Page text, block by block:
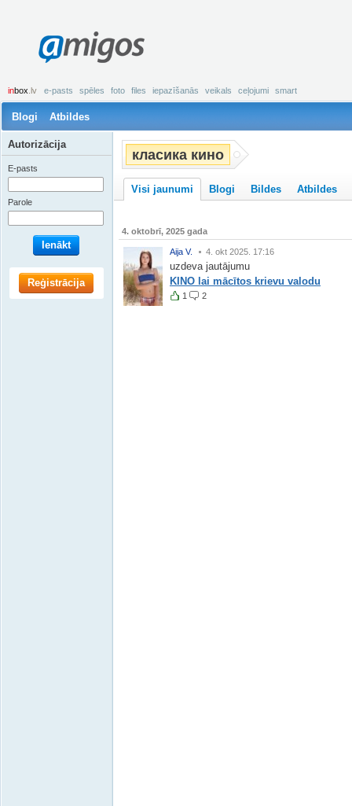
amigos
inbox .lv e-pasts spēles foto files iepazīšanās veikals ceļojumi smart
Blogi Atbildes
класика кино
Visi jaunumi Blogi Bildes Atbildes
4. oktobrī, 2025 gada
Aija V. 4. okt 2025. 17:16
uzdeva jautājumu
KINO lai mācītos krievu valodu
1 2
Autorizācija
E-pasts
Parole
Ienākt
Reģistrācija